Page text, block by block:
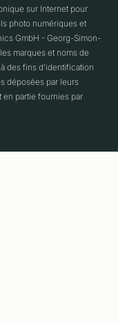
sur Internet pour
photo numériques et
GmbH - Georg-Simon-
marques et noms de
des fins d'identification
déposées par leurs
partie fournies par